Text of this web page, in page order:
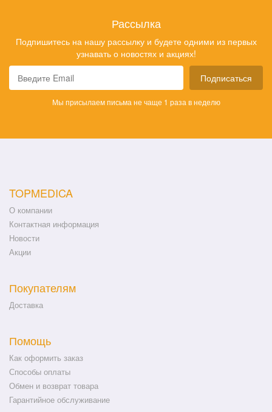
Рассылка
Подпишитесь на нашу рассылку и будете одними из первых
узнавать о новостях и акциях!
Подписаться
Мы присылаем письма не чаще 1 раза в неделю
TOPMEDICA
О компании
Контактная информация
Новости
Акции
Покупателям
Доставка
Помощь
Как оформить заказ
Способы оплаты
Обмен и возврат товара
Гарантийное обслуживание